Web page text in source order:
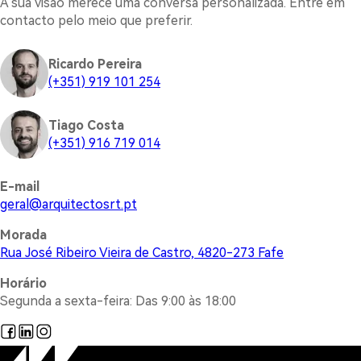
contacto pelo meio que preferir.
Ricardo Pereira
(+351) 919 101 254
Tiago Costa
(+351) 916 719 014
E-mail
tp.trsotcetiuqra
@lareg
Morada
Rua José Ribeiro Vieira de Castro, 4820-273 Fafe
Horário
Segunda a sexta-feira: Das 9:00 às 18:00